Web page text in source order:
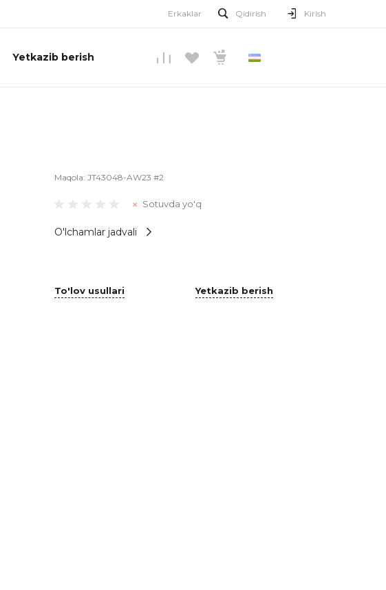
Erkaklar Qidirish Kirish
Yetkazib berish
Maqola: JT43048-AW23 #2
Sotuvda yo'q
O'lchamlar jadvali
To'lov usullari Yetkazib berish